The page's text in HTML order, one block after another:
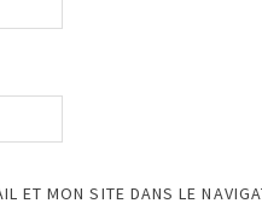
ET MON SITE DANS LE